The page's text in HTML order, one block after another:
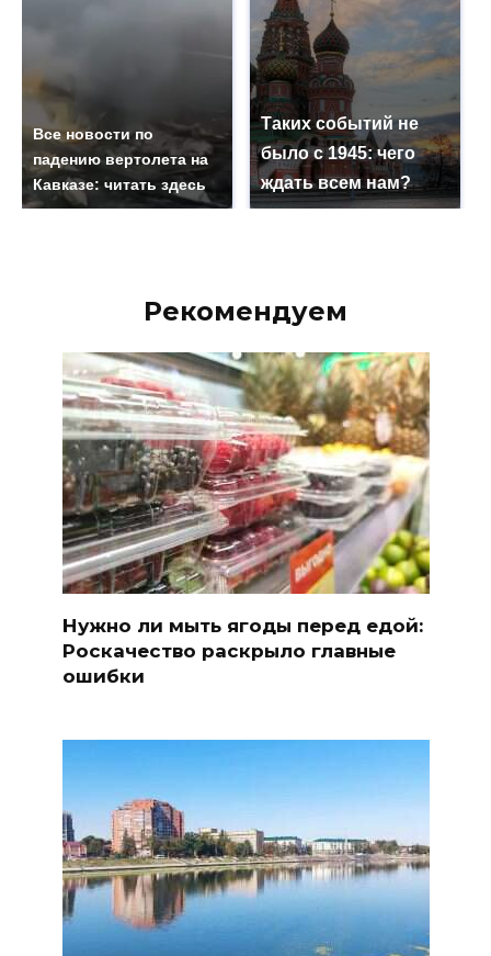
Все новости по
падению вертолета на
Кавказе: читать здесь
Таких событий не
было с 1945: чего
ждать всем нам?
Рекомендуем
Нужно ли мыть ягоды перед едой:
Роскачество раскрыло главные
ошибки